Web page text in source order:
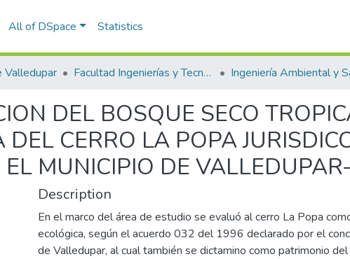
All of DSpace Statistics
Valledupar Facultad Ingenierías y Tecnologías
DEL BOSQUE SECO
DEL CERRO LA POPA
MUNICIPIO DE
Description
En el marco del área de estudio se evaluó al cerro La Popa
ecológica, según el acuerdo 032 del 1996 declarado por el
de Valledupar, al cual también se dictamino como patrimonio